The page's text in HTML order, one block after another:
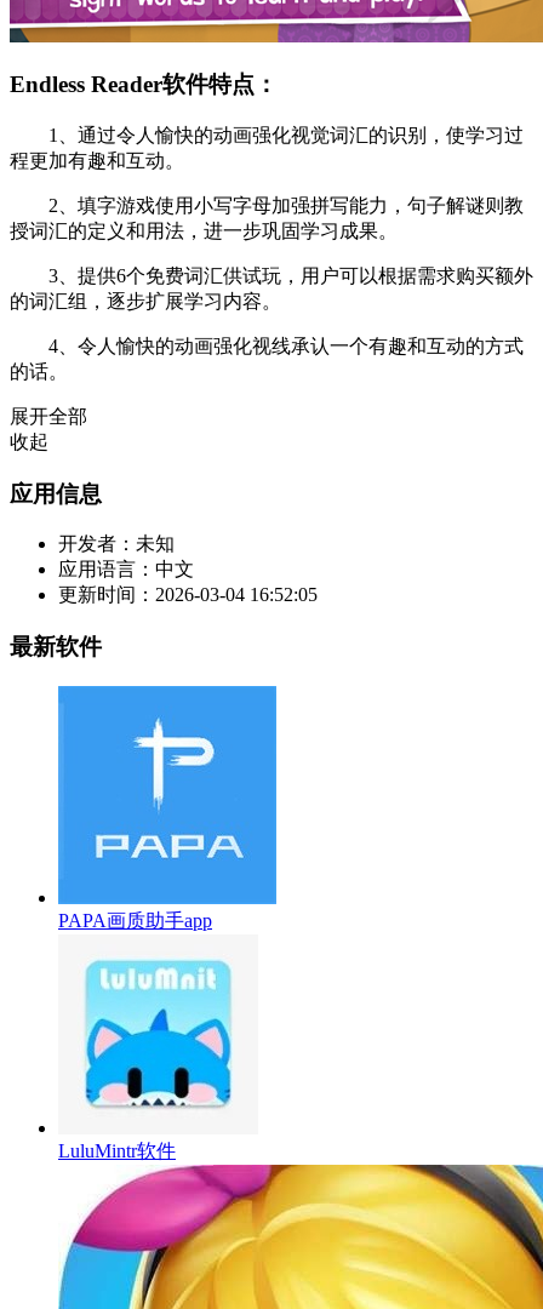
Endless Reader软件特点：
1、通过令人愉快的动画强化视觉词汇的识别，使学习过
程更加有趣和互动。
2、填字游戏使用小写字母加强拼写能力，句子解谜则教
授词汇的定义和用法，进一步巩固学习成果。
3、提供6个免费词汇供试玩，用户可以根据需求购买额外
的词汇组，逐步扩展学习内容。
4、令人愉快的动画强化视线承认一个有趣和互动的方式
的话。
展开全部
收起
应用信息
开发者： 未知
应用语言： 中文
更新时间： 2026-03-04 16:52:05
最新软件
PAPA画质助手app
LuluMintr软件